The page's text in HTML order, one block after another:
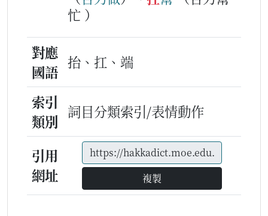
忙 ）
對應
國語
抬、扛、端
索引
類別
詞目分類索引/表情動作
引用
網址
複製